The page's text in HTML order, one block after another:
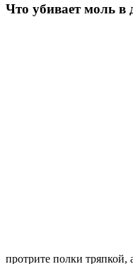
Что убивает моль в
протрите полки